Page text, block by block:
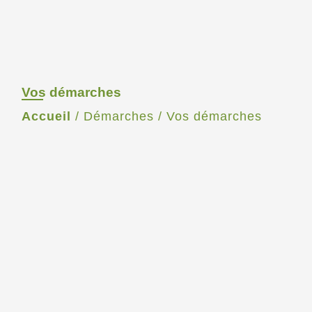
Vos démarches
Accueil / Démarches / Vos démarches